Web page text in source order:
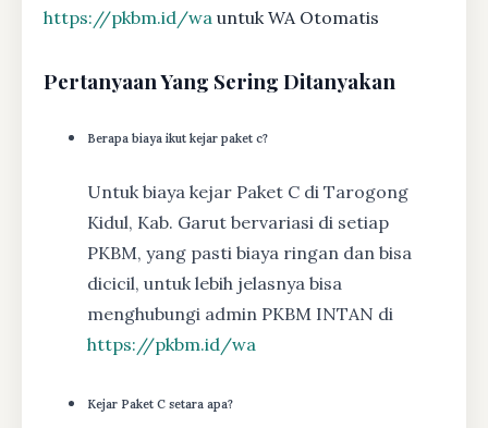
https://pkbm.id/wa untuk WA Otomatis
Pertanyaan Yang Sering Ditanyakan
Berapa biaya ikut kejar paket c?
Untuk biaya kejar Paket C di Tarogong
Kidul, Kab. Garut bervariasi di setiap
PKBM, yang pasti biaya ringan dan bisa
dicicil, untuk lebih jelasnya bisa
menghubungi admin PKBM INTAN di
https://pkbm.id/wa
Kejar Paket C setara apa?